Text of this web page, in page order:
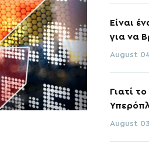
Είναι
για να
August
Γιατί
August